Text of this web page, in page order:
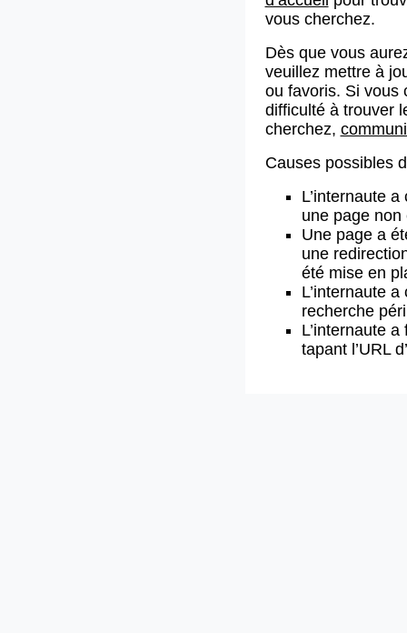
vous cherchez.
Dès que vous
veuillez mettre à
ou favoris. Si vous
difficulté à trouver
cherchez,
Causes possibles
L’internaute
une page non
Une page a
une
été mise en
L’internaute
recherche
L’internaute
tapant l’URL